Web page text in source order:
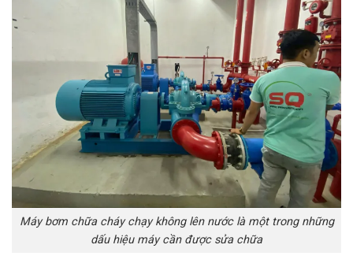
Máy bơm chữa cháy chạy không lên nước là một trong những
dấu hiệu máy cần được sửa chữa